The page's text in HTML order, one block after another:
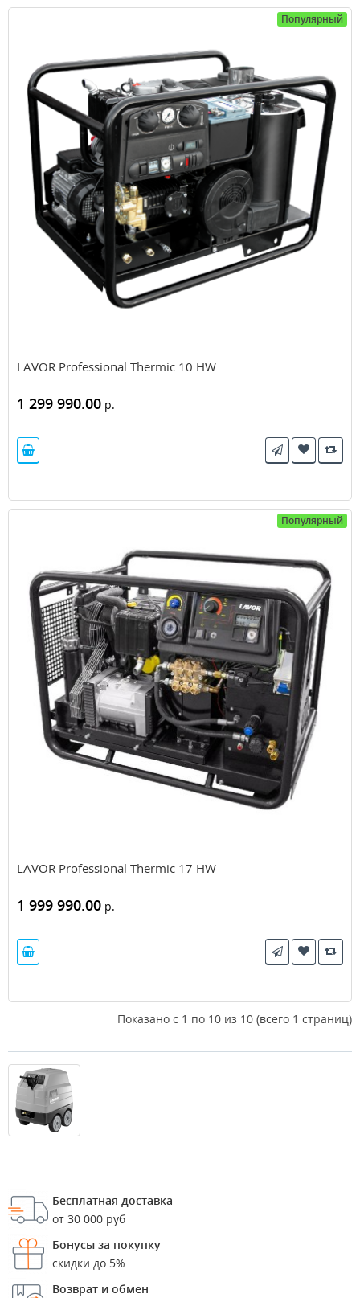
Популярный
LAVOR Professional Thermic 10 HW
1 299 990.00 р.
Популярный
LAVOR Professional Thermic 17 HW
1 999 990.00 р.
Показано с 1 по 10 из 10 (всего 1 страниц)
Бесплатная доставка
от 30 000 руб
Бонусы за покупку
скидки до 5%
Возврат и обмен